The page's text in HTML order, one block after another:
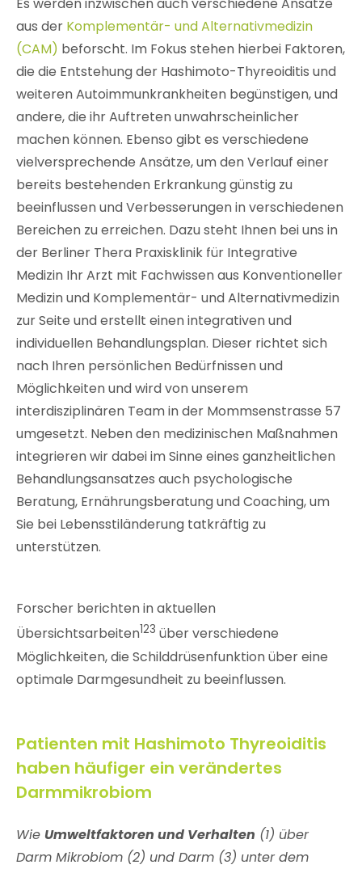
aus der Komplementär- und Alternativmedizin
(CAM) beforscht. Im Fokus stehen hierbei Faktoren,
die die Entstehung der Hashimoto-Thyreoiditis und
weiteren Autoimmunkrankheiten begünstigen, und
andere, die ihr Auftreten unwahrscheinlicher
machen können. Ebenso gibt es verschiedene
vielversprechende Ansätze, um den Verlauf einer
bereits bestehenden Erkrankung günstig zu
beeinflussen und Verbesserungen in verschiedenen
Bereichen zu erreichen. Dazu steht Ihnen bei uns in
der Berliner Thera Praxisklinik für Integrative
Medizin Ihr Arzt mit Fachwissen aus Konventioneller
Medizin und Komplementär- und Alternativmedizin
zur Seite und erstellt einen integrativen und
individuellen Behandlungsplan. Dieser richtet sich
nach Ihren persönlichen Bedürfnissen und
Möglichkeiten und wird von unserem
interdisziplinären Team in der Mommsenstrasse 57
umgesetzt. Neben den medizinischen Maßnahmen
integrieren wir dabei im Sinne eines ganzheitlichen
Behandlungsansatzes auch psychologische
Beratung, Ernährungsberatung und Coaching, um
Sie bei Lebensstiländerung tatkräftig zu
unterstützen.
Forscher berichten in aktuellen
Übersichtsarbeiten123 über verschiedene
Möglichkeiten, die Schilddrüsenfunktion über eine
optimale Darmgesundheit zu beeinflussen.
Patienten mit Hashimoto Thyreoiditis
haben häufiger ein verändertes
Darmmikrobiom
Wie Umweltfaktoren und Verhalten (1) über
Darm Mikrobiom (2) und Darm (3) unter dem